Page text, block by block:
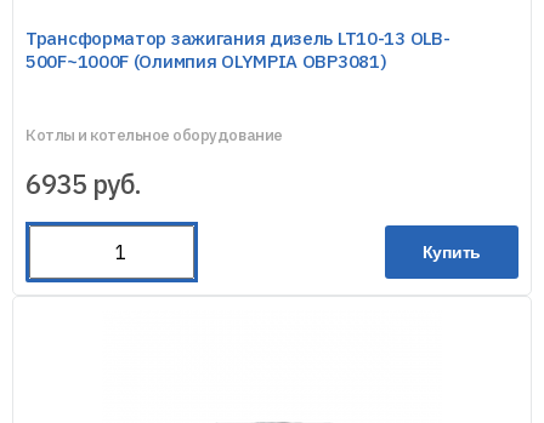
Трансформатор зажигания дизель LT10-13 OLB-
500F~1000F (Олимпия OLYMPIA OBP3081)
Котлы и котельное оборудование
6935 руб.
Купить